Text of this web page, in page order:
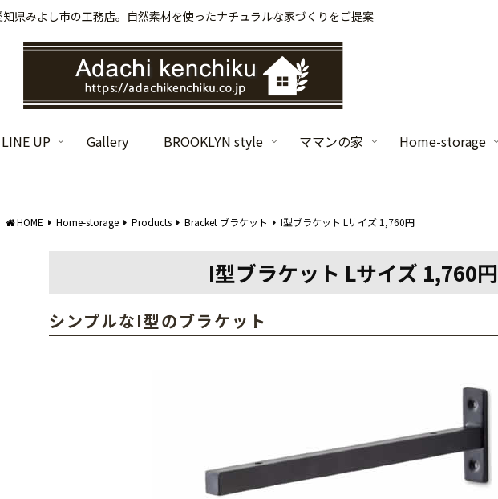
知県みよし市の工務店。自然素材を使ったナチュラルな家づくりをご提案
UP Gallery BROOKLYN style ママンの家 Home-storage
HOME Home-storage Products Bracket ブラケット I型ブラケット Lサイズ 1,760円
I型ブラケット Lサイズ 1,760円
シンプルなI型のブラケット